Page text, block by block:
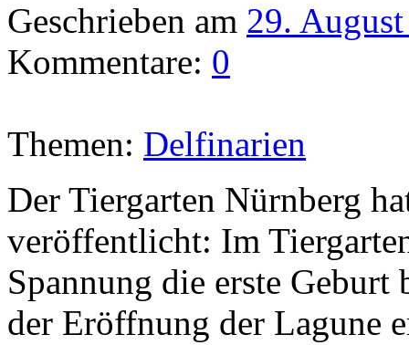
Geschrieben am 29.
Kommentare: 0
Themen: Delfinarien
Der Tiergarten Nürnberg
veröffentlicht: Im
Spannung die erste
der Eröffnung der Lagune